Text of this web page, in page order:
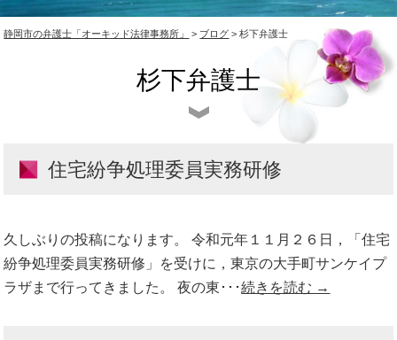
静岡市の弁護士「オーキッド法律事務所」 > ブログ > 杉下弁護士
杉下弁護士
住宅紛争処理委員実務研修
久しぶりの投稿になります。 令和元年１１月２６日，「住宅
紛争処理委員実務研修」を受けに，東京の大手町サンケイプ
ラザまで行ってきました。 夜の東･･･続きを読む →